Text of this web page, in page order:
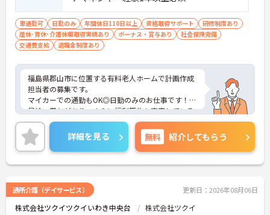
車通勤可 日勤のみ 年間休日110日以上 資格取得サポート
研修制度あり
産休･育休･介護休暇取得実績あり
ボーナス・賞与あり
社会保険完備
交通費支給
退職金制度あり
福島県郡山市に位置する有料老人ホームで計画作成
担当者の募集です。
マイカーでの通勤もOK◎日勤のみのお仕事です！
昇給、賞与があり、さらに福利厚生も充実している
のは嬉しいポイントです◎しっかりとしたフォロー
体制で、経験に関わらず安心してスタートできま
す。
こちらの求人にご興味がございましたら面接のポイ
ントもお伝えしますので是非ご応募お待ちしており
詳細を見る 無料 紹介してもらう
通所介護（デイサービス） 更新日：2026年08月06日
株式会社ツクイツクイいわき中央台 株式会社ツクイ